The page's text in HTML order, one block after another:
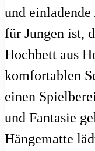
und
für Jungen ist,
Hochbett aus
komfortablen
einen
und Fantasie
Hängematte